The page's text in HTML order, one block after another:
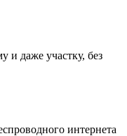
и даже участку, без
интернета